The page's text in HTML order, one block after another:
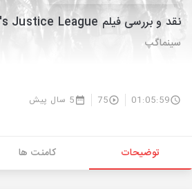
نقد و بررسی فیلم Zack Snyder's Justice League
سینماگپ
01:05:59
75 5 سال پیش
توضیحات کامنت ها